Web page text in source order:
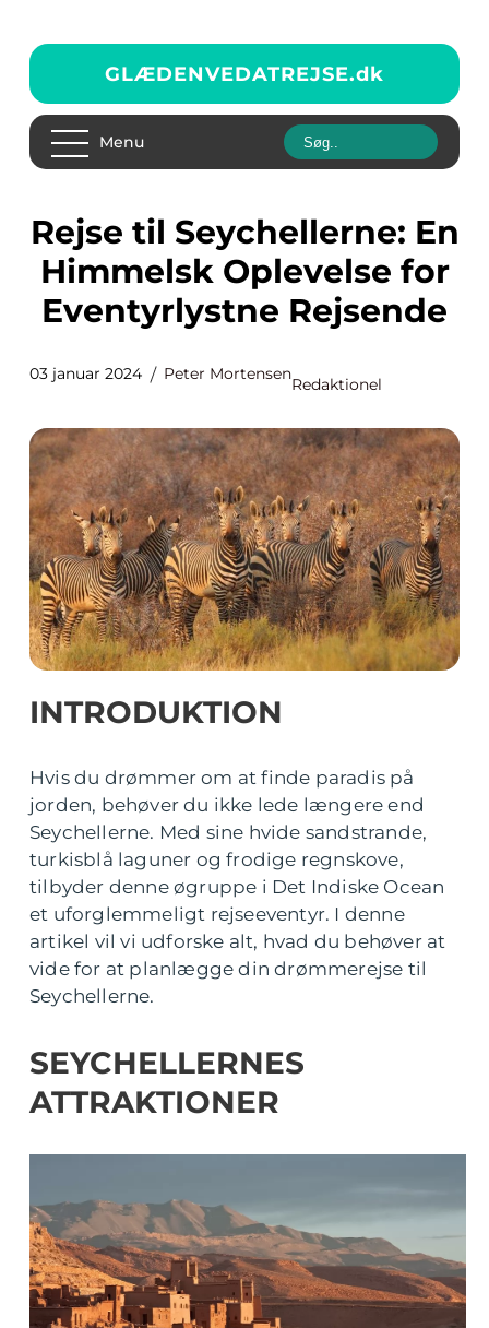
GLÆDENVEDATREJSE.dk
Menu
Rejse til Seychellerne: En
Himmelsk Oplevelse for
Eventyrlystne Rejsende
03 januar 2024 Peter Mortensen
Redaktionel
INTRODUKTION
Hvis du drømmer om at finde paradis på
jorden, behøver du ikke lede længere end
Seychellerne. Med sine hvide sandstrande,
turkisblå laguner og frodige regnskove,
tilbyder denne øgruppe i Det Indiske Ocean
et uforglemmeligt rejseeventyr. I denne
artikel vil vi udforske alt, hvad du behøver at
vide for at planlægge din drømmerejse til
Seychellerne.
SEYCHELLERNES
ATTRAKTIONER